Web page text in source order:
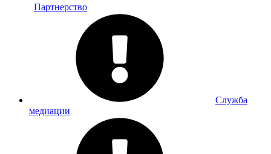
Партнерство
Служба
медиации